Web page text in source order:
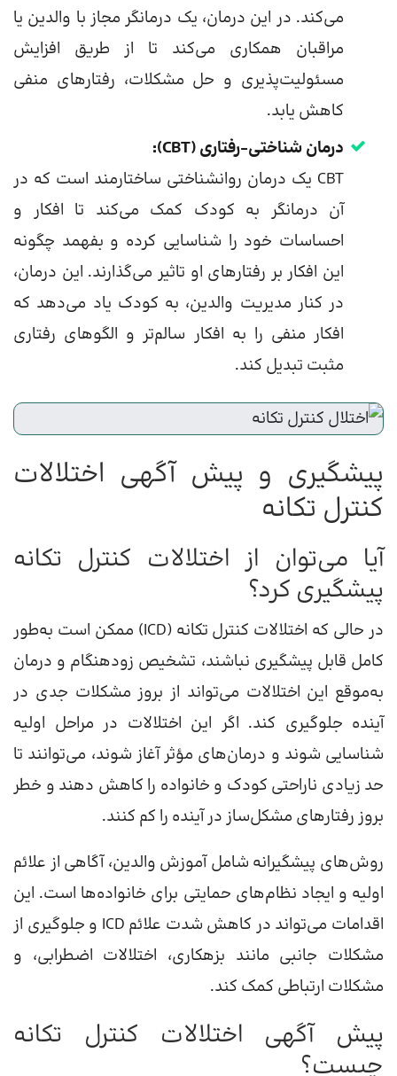
می‌کند. در این درمان، یک درمانگر مجاز با والدین یا
مراقبان همکاری می‌کند تا از طریق افزایش
مسئولیت‌پذیری و حل مشکلات، رفتارهای منفی
کاهش یابد.
درمان شناختی-رفتاری (CBT):
CBT یک درمان روانشناختی ساختارمند است که در
آن درمانگر به کودک کمک می‌کند تا افکار و
احساسات خود را شناسایی کرده و بفهمد چگونه
این افکار بر رفتارهای او تاثیر می‌گذارند. این درمان،
در کنار مدیریت والدین، به کودک یاد می‌دهد که
افکار منفی را به افکار سالم‌تر و الگوهای رفتاری
مثبت تبدیل کند.
پیشگیری و پیش آگهی اختلالات
کنترل تکانه
آیا می‌توان از اختلالات کنترل تکانه
پیشگیری کرد؟
در حالی که اختلالات کنترل تکانه (ICD) ممکن است به‌طور
کامل قابل پیشگیری نباشند، تشخیص زودهنگام و درمان
به‌موقع این اختلالات می‌تواند از بروز مشکلات جدی در
آینده جلوگیری کند. اگر این اختلالات در مراحل اولیه
شناسایی شوند و درمان‌های مؤثر آغاز شوند، می‌توانند تا
حد زیادی ناراحتی کودک و خانواده را کاهش دهند و خطر
بروز رفتارهای مشکل‌ساز در آینده را کم کنند.
روش‌های پیشگیرانه شامل آموزش والدین، آگاهی از علائم
اولیه و ایجاد نظام‌های حمایتی برای خانواده‌ها است. این
اقدامات می‌تواند در کاهش شدت علائم ICD و جلوگیری از
مشکلات جانبی مانند بزهکاری، اختلالات اضطرابی، و
مشکلات ارتباطی کمک کند.
پیش آگهی اختلالات کنترل تکانه
چیست؟